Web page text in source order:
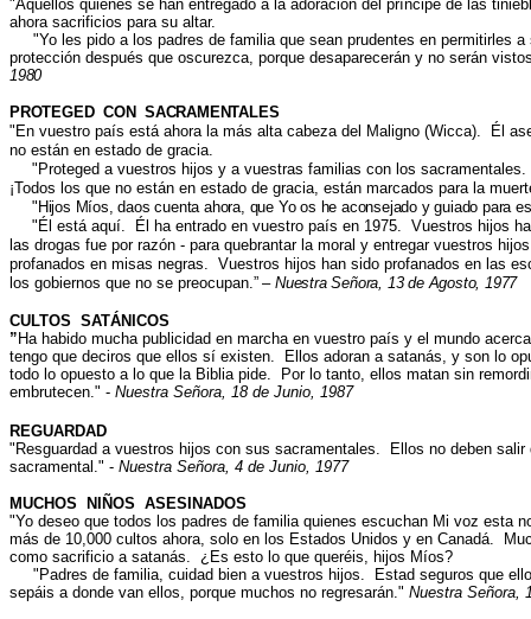
"Aquellos quienes se han entregado a la adoración del príncipe de las
ahora sacrificios para su altar.
"Yo les pido a los padres de familia que sean prudentes en permitirles
protección después que oscurezca, porque desaparecerán y no serán
1980
PROTEGED CON SACRAMENTALES
" En vuestro país está ahora la más alta cabeza del Maligno (Wicca). Él
no están en estado de gracia.
" Proteged a vuestros hijos y a vuestras familias con los
¡Todos los que no están en estado de gracia, están marcados para la
"Hijos Míos, daos cuenta ahora, que Yo os he aconsejado y guiado para
" Él está aquí. Él ha entrado en vuestro país en 1975. Vuestros hijos
las drogas fue por razón - para quebrantar la moral y entregar vuestros
profanados en misas negras. Vuestros hijos han sido profanados en las
los gobiernos que no se preocupan.” – Nuestra Señora, 13 de Agosto, 1977
CULTOS SATÁNICOS
” Ha habido mucha publicidad en marcha en vuestro país y el mundo
tengo que deciros que ellos sí existen. Ellos adoran a satanás, y son lo
todo lo opuesto a lo que la Biblia pide. Por lo tanto, ellos matan sin
embrutecen." - Nuestra Señora, 18 de Junio, 1987
REGUARDAD
"Resguardad a vuestros hijos con sus sacramentales. Ellos no deben
sacramental." - Nuestra Señora, 4 de Junio, 1977
MUCHOS NIÑOS ASESINADOS
"Yo deseo que todos los padres de familia quienes escuchan Mi voz esta
más de 10,000 cultos ahora, solo en los Estados Unidos y en Canadá.
como sacrificio a satanás. ¿Es esto lo que queréis, hijos Míos?
"Padres de familia, cuidad bien a vuestros hijos. Estad seguros que
sepáis a donde van ellos, porque muchos no regresarán." Nuestra Señora,